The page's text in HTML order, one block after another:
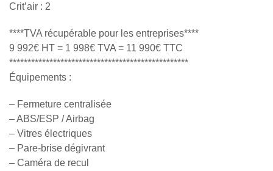
Crit’air : 2
****TVA récupérable pour les entreprises****
9 992€ HT = 1 998€ TVA = 11 990€ TTC
*************************************************
Équipements :
– Fermeture centralisée
– ABS/ESP / Airbag
– Vitres électriques
– Pare-brise dégivrant
– Caméra de recul